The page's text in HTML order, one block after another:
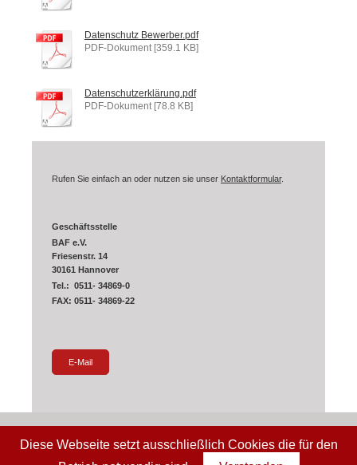
Datenschutz Bewerber.pdf
PDF-Dokument [359.1 KB]
Datenschutzerklärung.pdf
PDF-Dokument [78.8 KB]
Rufen Sie einfach an oder nutzen sie unser Kontaktformular.
Geschäftsstelle
BAF e.V.
Friesenstr. 14
30161 Hannover
Tel.: 0511- 34869-0
FAX: 0511- 34869-22
E-Mail
© BAF e.V.
Webansicht
Diese Webseite setzt ausschließlich Cookies die für den